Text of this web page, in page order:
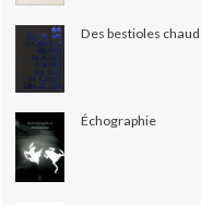
Des bestioles
Échographie